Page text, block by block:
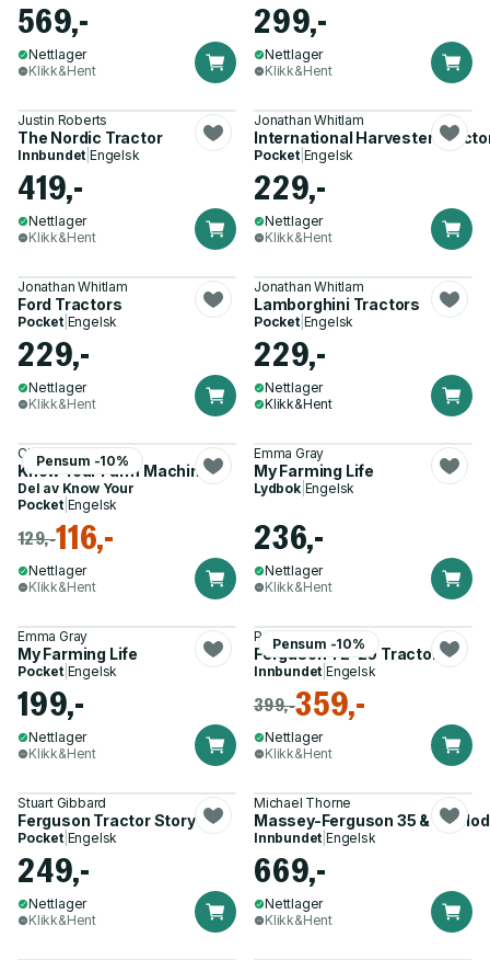
569,-
Nettlager
Klikk&Hent
299,-
Nettlager
Klikk&Hent
Justin Roberts
The Nordic Tractor
Innbundet |Engelsk
419,-
Nettlager
Klikk&Hent
Jonathan Whitlam
International Harvester
Pocket| Engelsk
229,-
Nettlager
Klikk&Hent
Jonathan Whitlam
Ford Tractors
Pocket| Engelsk
229,-
Nettlager
Klikk&Hent
Jonathan Whitlam
Lamborghini Tractors
Pocket| Engelsk
229,-
Nettlager
Klikk&Hent
Pensum -10%
Chris Lockwood
Know Your Farm Machinery
Del av Know Your
Pocket| Engelsk
129,-116,-
Nettlager
Klikk&Hent
Emma Gray
My Farming Life
Lydbok| Engelsk
236,-
Nettlager
Klikk&Hent
Emma Gray
My Farming Life
Pocket| Engelsk
199,-
Nettlager
Klikk&Hent
Pensum -10%
Pat Ware
Ferguson TE-20 Tractor
Innbundet |Engelsk
399,-359,-
Nettlager
Klikk&Hent
Stuart Gibbard
Ferguson Tractor Story
Pocket| Engelsk
249,-
Nettlager
Klikk&Hent
Michael Thorne
Massey-Ferguson 35 & 65
Innbundet |Engelsk
669,-
Nettlager
Klikk&Hent